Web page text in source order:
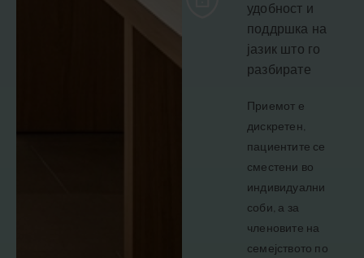
удобност и
поддршка на
јазик што го
разбирате
Приемот е
дискретен,
пациентите се
сместени во
индивидуални
соби, а за
членовите на
семејството по